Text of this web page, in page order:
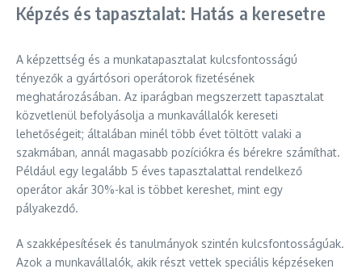
Képzés és tapasztalat: Hatás a keresetre
A képzettség és a munkatapasztalat kulcsfontosságú
tényezők a gyártósori operátorok fizetésének
meghatározásában. Az iparágban megszerzett tapasztalat
közvetlenül befolyásolja a munkavállalók kereseti
lehetőségeit; általában minél több évet töltött valaki a
szakmában, annál magasabb pozíciókra és bérekre számíthat.
Például egy legalább 5 éves tapasztalattal rendelkező
operátor akár 30%-kal is többet kereshet, mint egy
pályakezdő.
A szakképesítések és tanulmányok szintén kulcsfontosságúak.
Azok a munkavállalók, akik részt vettek speciális képzéseken